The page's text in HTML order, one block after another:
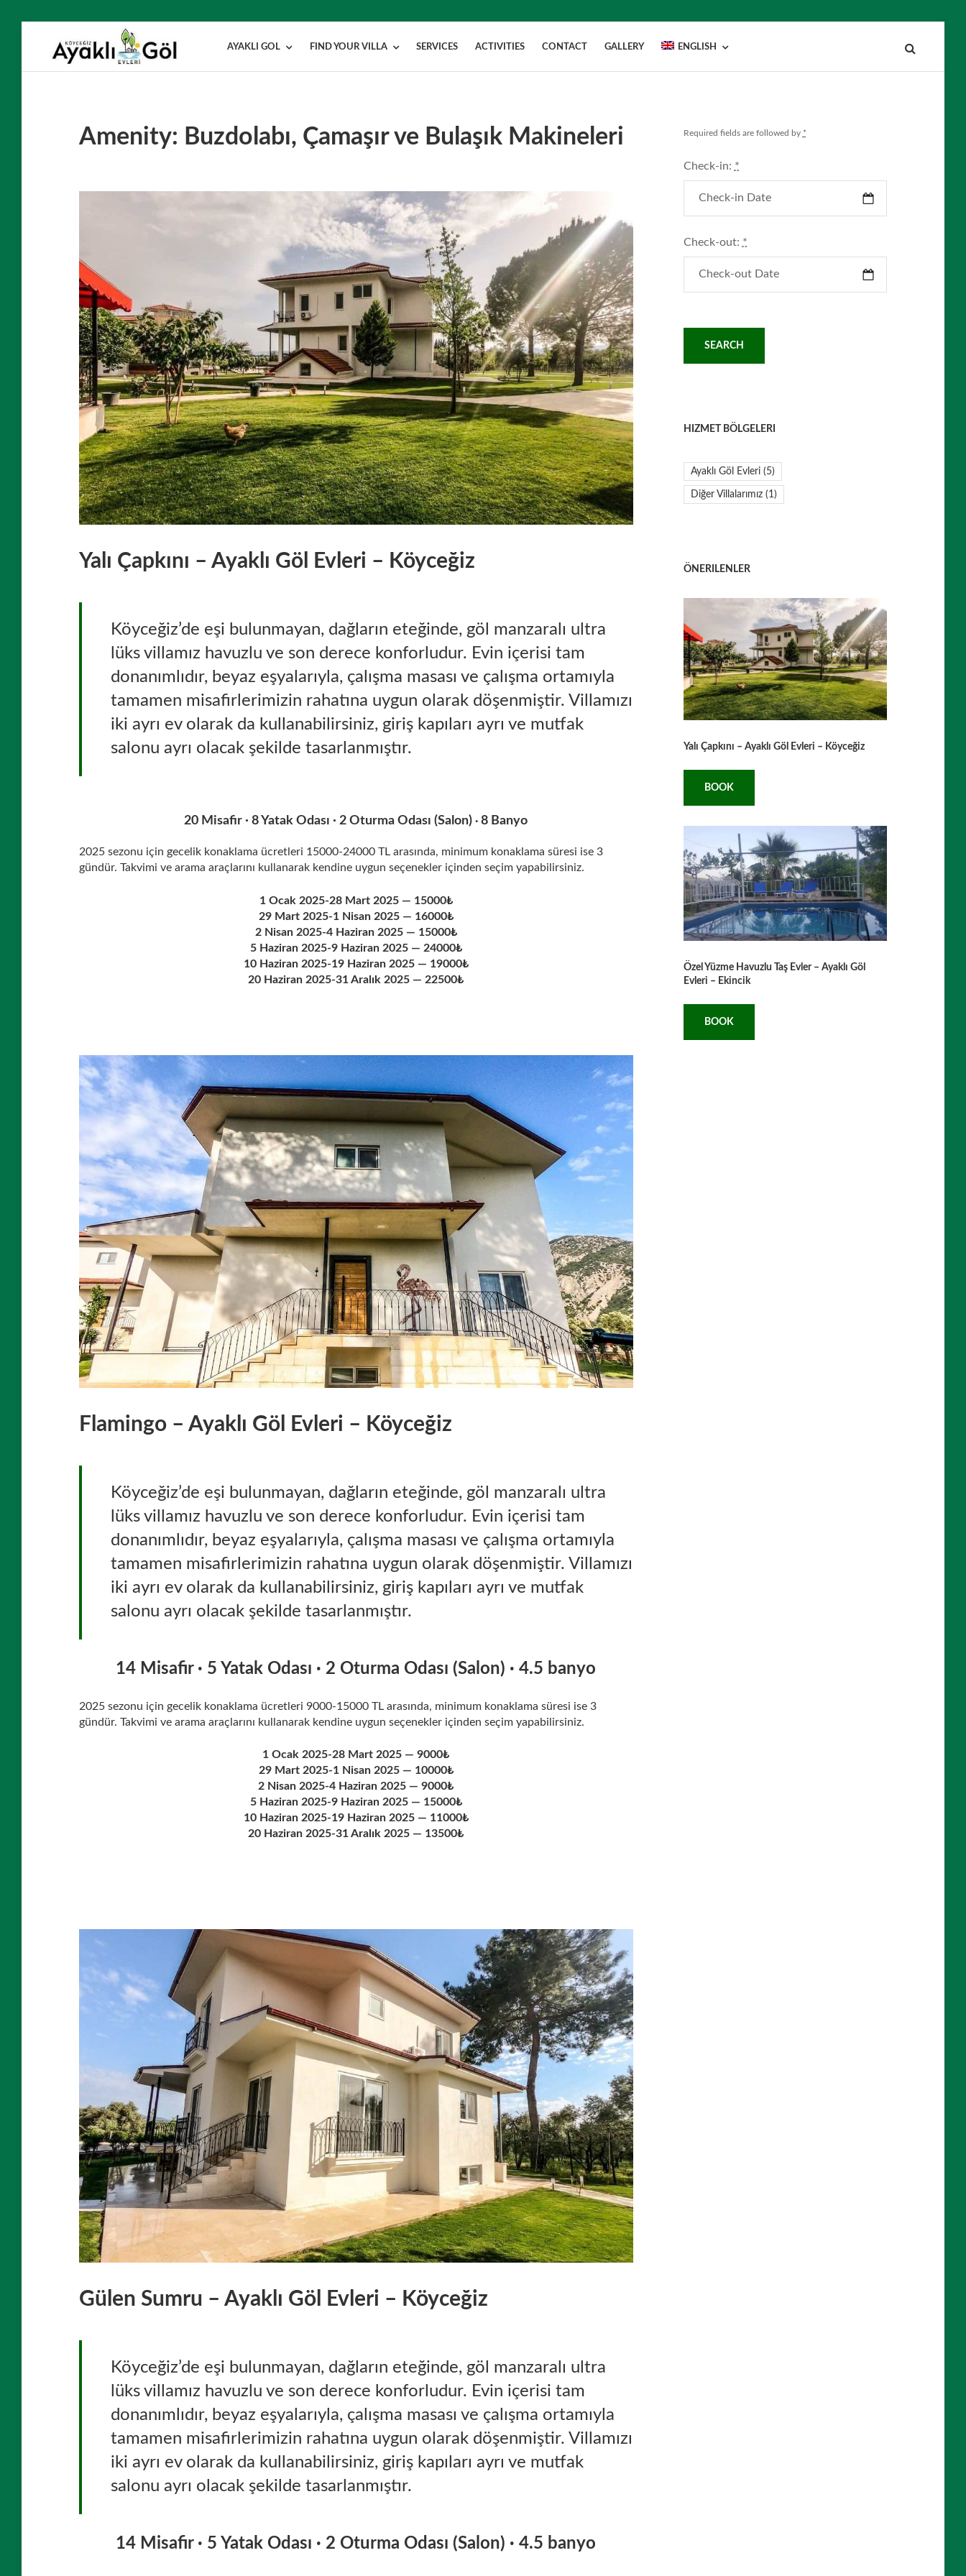
contentAYAKLI
GÖL
Sandran
Dağı’nın
AYAKLI GOL FIND YOUR VILLA SERVICES ACTIVITIES CONTACT GALLERY ENGLISH
Amenity: Buzdolabı, Çamaşır ve Bulaşık Makineleri
Yalı Çapkını – Ayaklı Göl Evleri – Köyceğiz
Köyceğiz’de eşi bulunmayan, dağların eteğinde, göl manzaralı ultra
lüks villamız havuzlu ve son derece konforludur. Evin içerisi tam
donanımlıdır, beyaz eşyalarıyla, çalışma masası ve çalışma ortamıyla
tamamen misafirlerimizin rahatına uygun olarak döşenmiştir. Villamızı
iki ayrı ev olarak da kullanabilirsiniz, giriş kapıları ayrı ve mutfak
salonu ayrı olacak şekilde tasarlanmıştır.
20 Misafir · 8 Yatak Odası · 2 Oturma Odası (Salon)·8 Banyo
2025 sezonu için gecelik konaklama ücretleri 15000-24000 TL arasında, minimum konaklama süresi ise 3
gündür. Takvimi ve arama araçlarını kullanarak kendine uygun seçenekler içinden seçim yapabilirsiniz.
1 Ocak 2025-28 Mart 2025 — 15000₺
29 Mart 2025-1 Nisan 2025 — 16000₺
2 Nisan 2025-4 Haziran 2025 — 15000₺
5 Haziran 2025-9 Haziran 2025 — 24000₺
10 Haziran 2025-19 Haziran 2025 — 19000₺
20 Haziran 2025-31 Aralık 2025 — 22500₺
Flamingo – Ayaklı Göl Evleri – Köyceğiz
Köyceğiz’de eşi bulunmayan, dağların eteğinde, göl manzaralı ultra
lüks villamız havuzlu ve son derece konforludur. Evin içerisi tam
donanımlıdır, beyaz eşyalarıyla, çalışma masası ve çalışma ortamıyla
tamamen misafirlerimizin rahatına uygun olarak döşenmiştir. Villamızı
iki ayrı ev olarak da kullanabilirsiniz, giriş kapıları ayrı ve mutfak
salonu ayrı olacak şekilde tasarlanmıştır.
14 Misafir · 5 Yatak Odası · 2 Oturma Odası (Salon) · 4.5 banyo
2025 sezonu için gecelik konaklama ücretleri 9000-15000 TL arasında, minimum konaklama süresi ise 3
gündür. Takvimi ve arama araçlarını kullanarak kendine uygun seçenekler içinden seçim yapabilirsiniz.
1 Ocak 2025-28 Mart 2025 — 9000₺
29 Mart 2025-1 Nisan 2025 — 10000₺
2 Nisan 2025-4 Haziran 2025 — 9000₺
5 Haziran 2025-9 Haziran 2025 — 15000₺
10 Haziran 2025-19 Haziran 2025 — 11000₺
20 Haziran 2025-31 Aralık 2025 — 13500₺
Gülen Sumru – Ayaklı Göl Evleri – Köyceğiz
Köyceğiz’de eşi bulunmayan, dağların eteğinde, göl manzaralı ultra
lüks villamız havuzlu ve son derece konforludur. Evin içerisi tam
donanımlıdır, beyaz eşyalarıyla, çalışma masası ve çalışma ortamıyla
tamamen misafirlerimizin rahatına uygun olarak döşenmiştir. Villamızı
iki ayrı ev olarak da kullanabilirsiniz, giriş kapıları ayrı ve mutfak
salonu ayrı olacak şekilde tasarlanmıştır.
14 Misafir · 5 Yatak Odası · 2 Oturma Odası (Salon) · 4.5 banyo
Required fields are followed by *
Check-in: *
Check-out: *
HIZMET BÖLGELERI
Ayaklı Göl Evleri(5)
Diğer Villalarımız(1)
ÖNERILENLER
Yalı Çapkını – Ayaklı Göl Evleri – Köyceğiz
BOOK
Özel Yüzme Havuzlu Taş Evler – Ayaklı Göl
Evleri – Ekincik
BOOK